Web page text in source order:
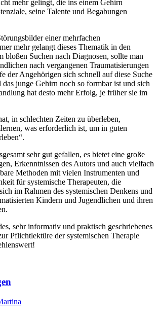
mehr gelingt, die ins einem Gehirn
seine Talente und Begabungen
einer mehrfachen
mehr gelangt dieses Thematik in den
bloßen Suchen nach Diagnosen, sollte man
nach vergangenen Traumatisierungen
der Angehörigen sich schnell auf diese Suche
das junge Gehirn noch so formbar ist und sich
hat desto mehr Erfolg, je früher sie im
in schlechten Zeiten zu überleben,
was erforderlich ist, um in guten
sehr gut gefallen, es bietet eine große
Erkenntnissen des Autors und auch vielfach
Methoden mit vielen Instrumenten und
für systemische Therapeuten, die
im Rahmen des systemischen Denkens und
Kindern und Jugendlichen und ihren
sehr informativ und praktisch geschriebenes
Pflichtlektüre der systemischen Therapie